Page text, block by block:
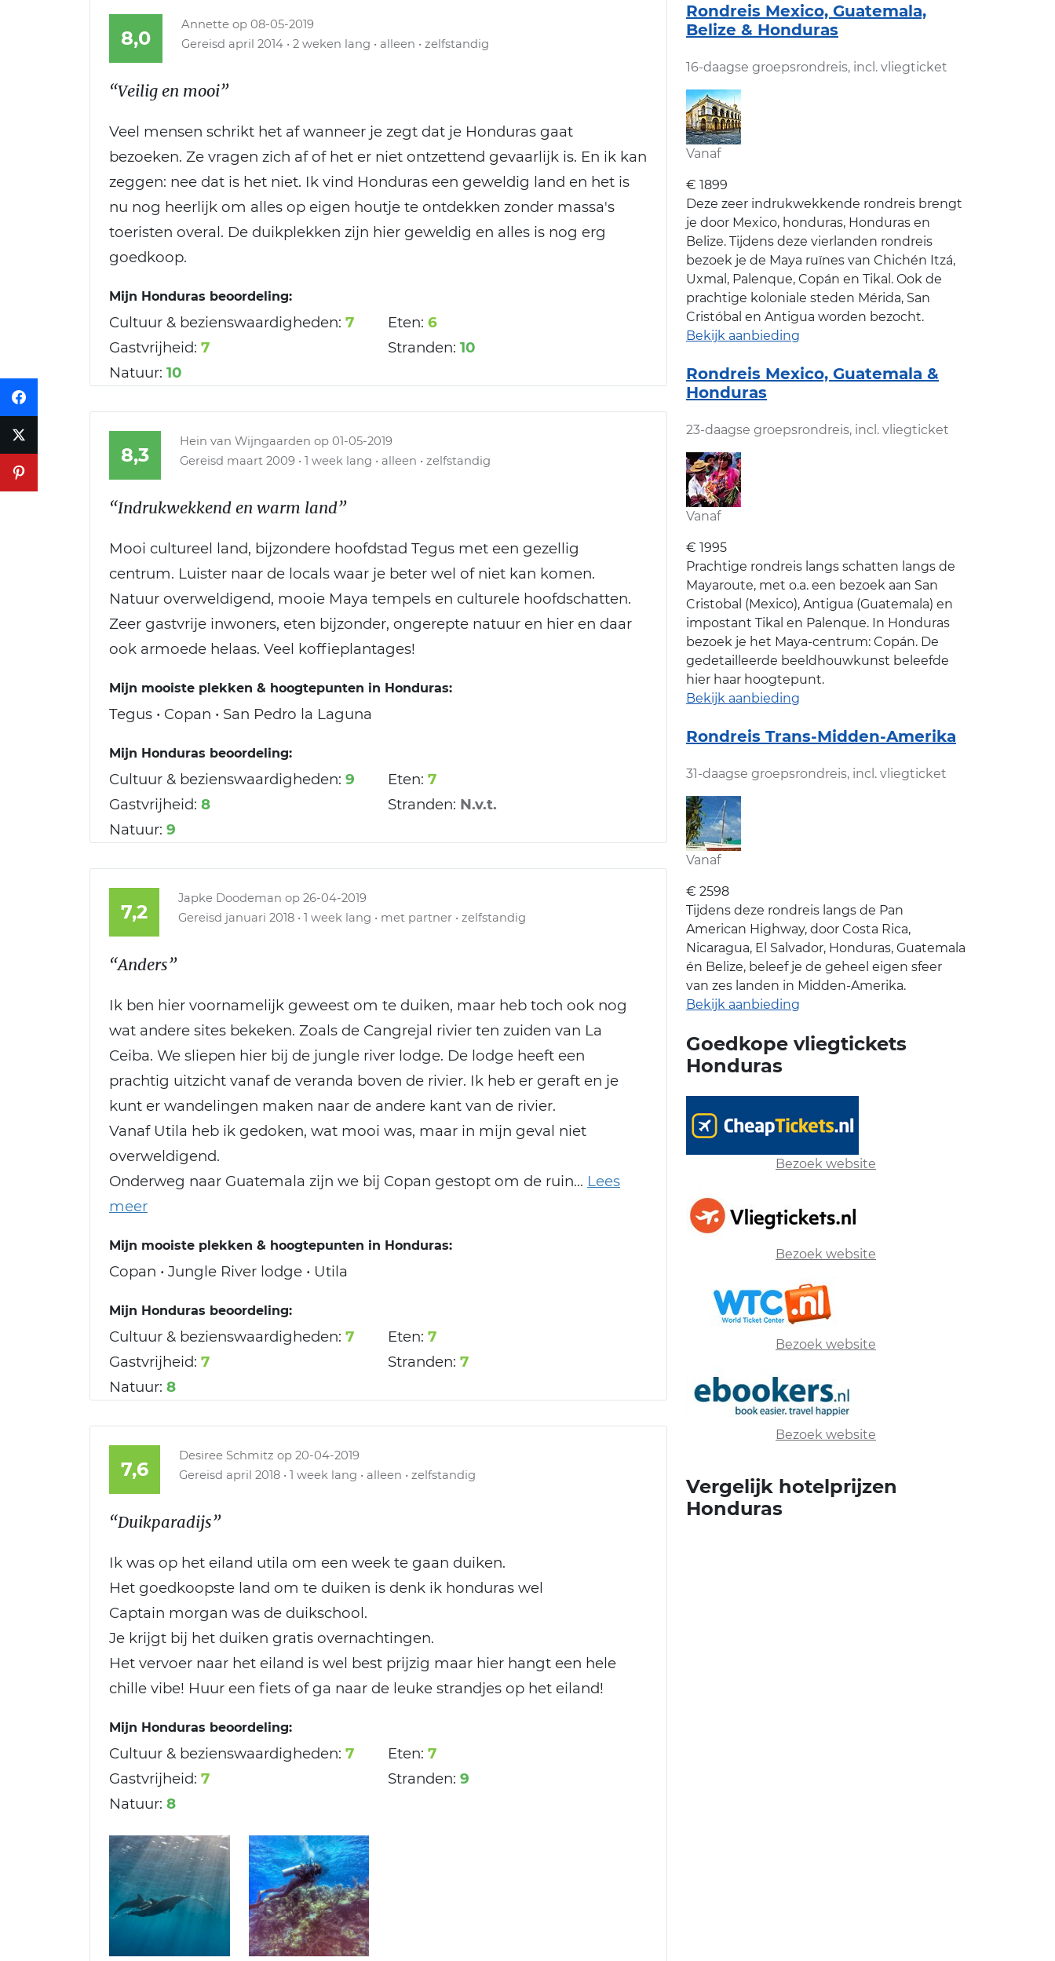
8,0
Annette op 08-05-2019
Gereisd april 2014 • 2 weken lang • alleen • zelfstandig
“Veilig en mooi”
Veel mensen schrikt het af wanneer je zegt dat je Honduras gaat
bezoeken. Ze vragen zich af of het er niet ontzettend gevaarlijk is. En ik kan
zeggen: nee dat is het niet. Ik vind Honduras een geweldig land en het is
nu nog heerlijk om alles op eigen houtje te ontdekken zonder massa's
toeristen overal. De duikplekken zijn hier geweldig en alles is nog erg
goedkoop.
Mijn Honduras beoordeling:
Cultuur & bezienswaardigheden: 7
Gastvrijheid: 7
Natuur: 10
Eten: 6
Stranden: 10
8,3
Hein van Wijngaarden op 01-05-2019
Gereisd maart 2009 • 1 week lang • alleen • zelfstandig
“Indrukwekkend en warm land”
Mooi cultureel land, bijzondere hoofdstad Tegus met een gezellig
centrum. Luister naar de locals waar je beter wel of niet kan komen.
Natuur overweldigend, mooie Maya tempels en culturele hoofdschatten.
Zeer gastvrije inwoners, eten bijzonder, ongerepte natuur en hier en daar
ook armoede helaas. Veel koffieplantages!
Mijn mooiste plekken & hoogtepunten in Honduras:
Tegus • Copan • San Pedro la Laguna
Mijn Honduras beoordeling:
Cultuur & bezienswaardigheden: 9
Gastvrijheid: 8
Natuur: 9
Eten: 7
Stranden: N.v.t.
7,2
Japke Doodeman op 26-04-2019
Gereisd januari 2018 • 1 week lang • met partner • zelfstandig
“Anders”
Ik ben hier voornamelijk geweest om te duiken, maar heb toch ook nog
wat andere sites bekeken. Zoals de Cangrejal rivier ten zuiden van La
Ceiba. We sliepen hier bij de jungle river lodge. De lodge heeft een
prachtig uitzicht vanaf de veranda boven de rivier. Ik heb er geraft en je
kunt er wandelingen maken naar de andere kant van de rivier.
Vanaf Utila heb ik gedoken, wat mooi was, maar in mijn geval niet
overweldigend.
Onderweg naar Guatemala zijn we bij Copan gestopt om de ruin
Mijn mooiste plekken & hoogtepunten in Honduras:
Copan • Jungle River lodge • Utila
Mijn Honduras beoordeling:
Cultuur & bezienswaardigheden: 7
Gastvrijheid: 7
Natuur: 8
Eten: 7
Stranden: 7
7,6
Desiree Schmitz op 20-04-2019
Gereisd april 2018 • 1 week lang • alleen • zelfstandig
“Duikparadijs”
Ik was op het eiland utila om een week te gaan duiken.
Het goedkoopste land om te duiken is denk ik honduras wel
Captain morgan was de duikschool.
Je krijgt bij het duiken gratis overnachtingen.
Het vervoer naar het eiland is wel best prijzig maar hier hangt een hele
chille vibe! Huur een fiets of ga naar de leuke strandjes op het eiland!
Mijn Honduras beoordeling:
Cultuur & bezienswaardigheden: 7
Gastvrijheid: 7
Natuur: 8
Eten: 7
Stranden: 9
Rondreis Mexico, Guatemala,
Belize & Honduras
16-daagse groepsrondreis, incl. vliegticket
Vanaf
€ 1899
Deze zeer indrukwekkende rondreis brengt
je door Mexico, honduras, Honduras en
Belize. Tijdens deze vierlanden rondreis
bezoek je de Maya ruïnes van Chichén Itzá,
Uxmal, Palenque, Copán en Tikal. Ook de
prachtige koloniale steden Mérida, San
Cristóbal en Antigua worden bezocht.
Bekijk aanbieding
Rondreis Mexico, Guatemala &
Honduras
23-daagse groepsrondreis, incl. vliegticket
Vanaf
€ 1995
Prachtige rondreis langs schatten langs de
Mayaroute, met o.a. een bezoek aan San
Cristobal (Mexico), Antigua (Guatemala) en
impostant Tikal en Palenque. In Honduras
bezoek je het Maya-centrum: Copán. De
gedetailleerde beeldhouwkunst beleefde
hier haar hoogtepunt.
Bekijk aanbieding
Rondreis Trans-Midden-Amerika
31-daagse groepsrondreis, incl. vliegticket
Vanaf
€ 2598
Tijdens deze rondreis langs de Pan
American Highway, door Costa Rica,
Nicaragua, El Salvador, Honduras, Guatemala
én Belize, beleef je de geheel eigen sfeer
van zes landen in Midden-Amerika.
Bekijk aanbieding
Goedkope vliegtickets
Honduras
Bezoek website
Bezoek website
Bezoek website
Bezoek website
Vergelijk hotelprijzen
Honduras